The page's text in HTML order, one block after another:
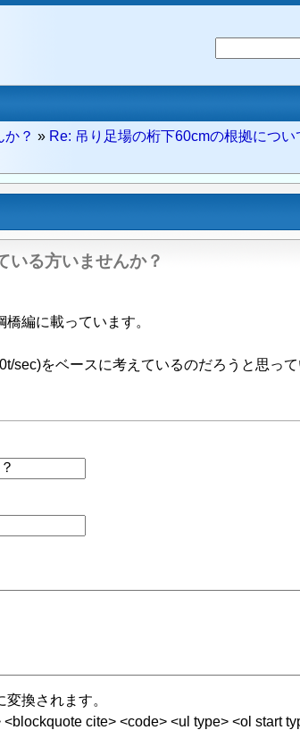
？
Re: 吊り足場の桁下60cmの根拠につ
いる方いませんか？
編に載っています。
をベースに考えているのだろうと思って
換されます。
cite> <code> <ul type> <ol start